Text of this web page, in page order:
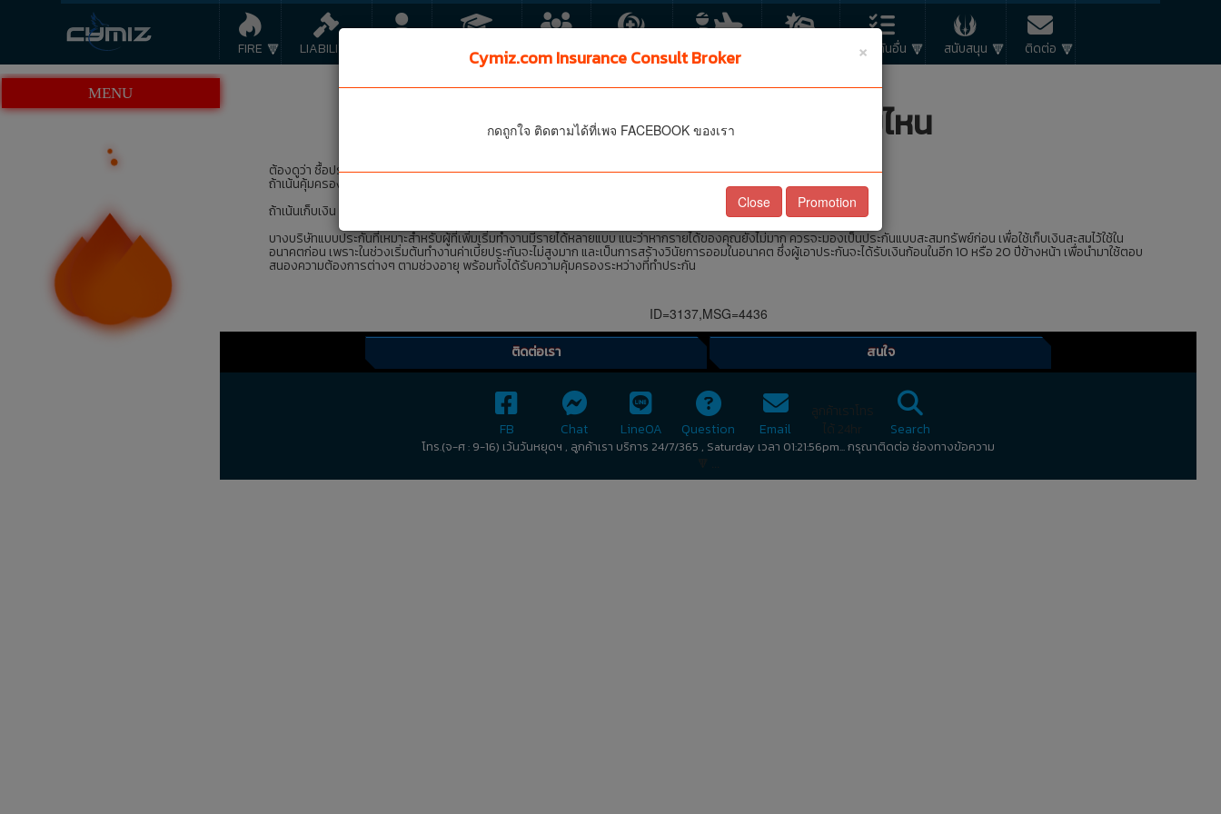
FIRE LIABILITY ประกันเด็ก กลุ่ม HEALTH PA TA ประกันอื่น สนับสนุน ติดต่อ
MENU
รายได้ไม่มากควรทำประกันแบบไหน
ต้องดูว่า ซื้อประกันชีวิตเพื่อวัตถุประสงค์ใด
ถ้าเน้นคุ้มครองชีวิต ก็ต้องซื้อ แบบตลอดชีพ เพราะจ่ายน้อยคุ้มครองสูง
ถ้าเน้นเก็บเงิน ก็ซื้อแบบสะสมทรัพย์ แบบออมระยะยาว ซึ่งเป็นแบบประกันที่มีเบี้ยประกันต่ำ เหมาะสำหรับผู้มีรายได้ยังไม่มาก
บางบริษัทแบบประกันที่เหมาะสำหรับผู้ที่เพิ่มเริ่มทำงานมีรายได้หลายแบบ แนะว่าหากรายได้ของคุณยังไม่มาก ควรจะมองเป็นประกันแบบสะสมทรัพย์ก่อน เพื่อใช้เก็บเงินสะสมไว้ใช้ใน
อนาคตก่อน เพราะในช่วงเริ่มต้นทำงานค่าเบี้ยประกันจะไม่สูงมาก และเป็นการสร้างวินัยการออมในอนาคต ซึ่งผู้เอาประกันจะได้รับเงินก้อนในอีก 10 หรือ 20 ปีข้างหน้า เพื่อนำมาใช้ตอบ
สนองความต้องการต่างๆ ตามช่วงอายุ พร้อมทั้งได้รับความคุ้มครองระหว่างที่ทำประกัน
ID=3137,MSG=4436
ติดต่อเรา สนใจ
FB Chat LineOA Question Email
ลูกค้าเราโทร
ได้ 24hr
Search
โทร.(จ-ศ : 9-16) เว้นวันหยุดฯ , ลูกค้าเรา บริการ 24/7/365 , Saturday เวลา 01:21:56pm... กรุณาติดต่อ ช่องทางข้อความ
🔻 ...
×
Cymiz.com Insurance Consult Broker
กดถูกใจ ติดตามได้ที่เพจ FACEBOOK ของเรา
Close Promotion